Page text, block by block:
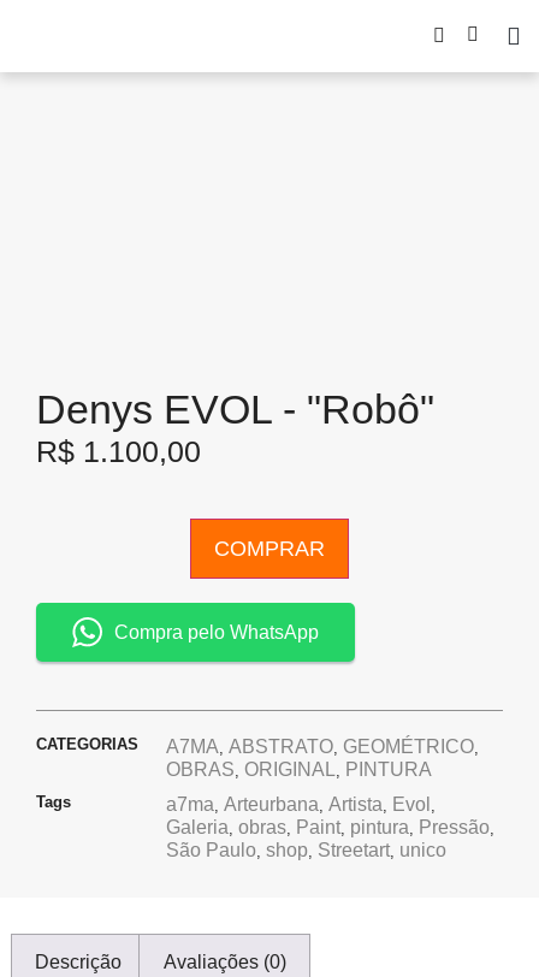
Denys EVOL - "Robô"
R$ 1.100,00
COMPRAR
Compra pelo WhatsApp
CATEGORIAS A7MA, ABSTRATO, GEOMÉTRICO,
OBRAS, ORIGINAL, PINTURA
Tags a7ma, Arteurbana, Artista, Evol ,
Galeria, obras, Paint, pintura, Pressão,
São Paulo, shop, Streetart, unico
Descrição Avaliações (0)